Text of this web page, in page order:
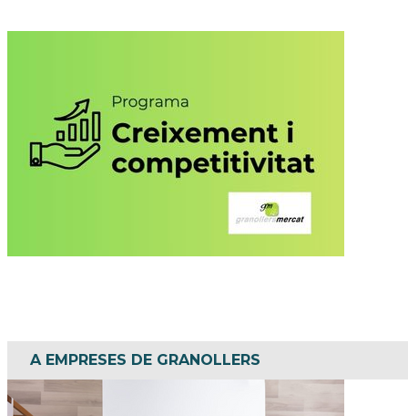
A EMPRESES DE GRANOLLERS